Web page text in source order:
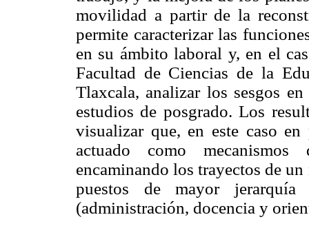
movilidad a partir de la
permite caracterizar las
en su ámbito laboral y, en el
Facultad de Ciencias de la
Tlaxcala, analizar los sesgos
estudios de posgrado. Los
visualizar que, en este caso
actuado como
encaminando los trayectos de
puestos de mayor
(administración, docencia y